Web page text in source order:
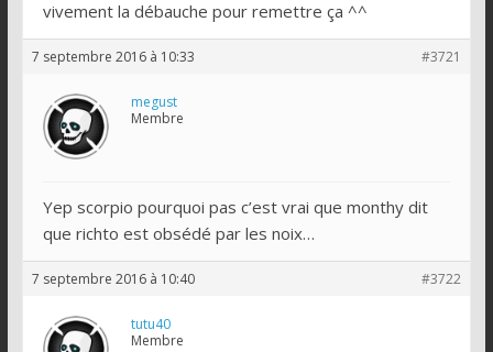
vivement la débauche pour remettre ça ^^
7 septembre 2016 à 10:33 #3721
megust
Membre
Yep scorpio pourquoi pas c’est vrai que monthy dit
que richto est obsédé par les noix…
7 septembre 2016 à 10:40 #3722
tutu40
Membre